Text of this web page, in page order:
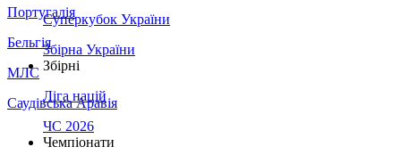
Португалія
Бельгія
МЛС
Саудівська Аравія
Суперкубок України
Збірна України
Збірні
Ліга націй
ЧС 2026
Чемпіонати